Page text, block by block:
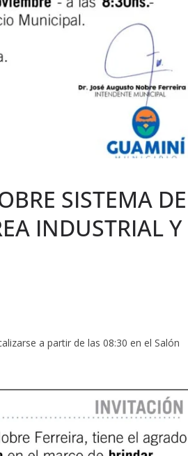
SISTEMA DE
INDUSTRIAL Y
a partir de las 08:30 en el Salón